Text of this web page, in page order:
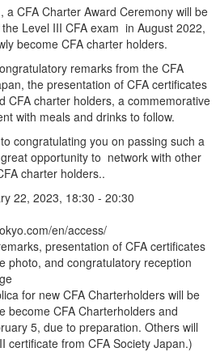
CFA Charter Award Ceremony will be
Level III CFA exam in August 2022,
become CFA charter holders.
remarks from the CFA
the presentation of CFA certificates
CFA charter holders, a commemorative
with meals and drinks to follow.
congratulating you on passing such a
opportunity to network with other
charter holders..
22, 2023, 18:30 - 20:30
en/access/
presentation of CFA certificates
photo, and congratulatory reception
for new CFA Charterholders will be
become CFA Charterholders and
5, due to preparation. Others will
certificate from CFA Society Japan.)